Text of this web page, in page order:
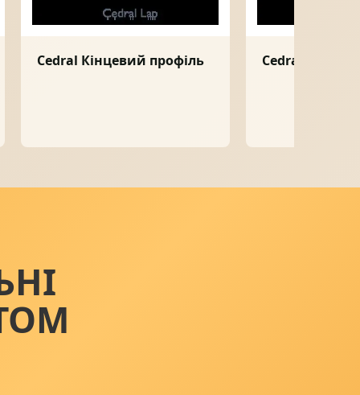
Cedral Кінцевий профіль Cedral